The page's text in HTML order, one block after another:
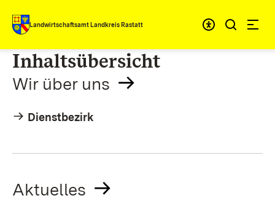
Zum Inhalt springen
Landwirtschaftsamt Landkreis Rastatt
Inhaltsübersicht
Wir über uns
Dienstbezirk
Aktuelles